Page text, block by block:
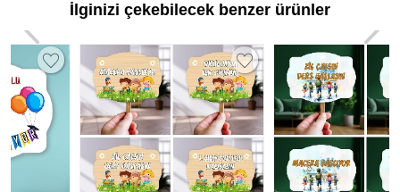
İlginizi çekebilecek benzer ürünler